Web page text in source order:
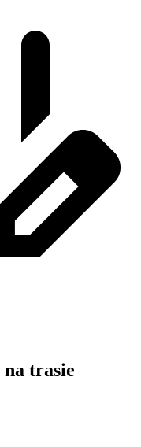
trasie